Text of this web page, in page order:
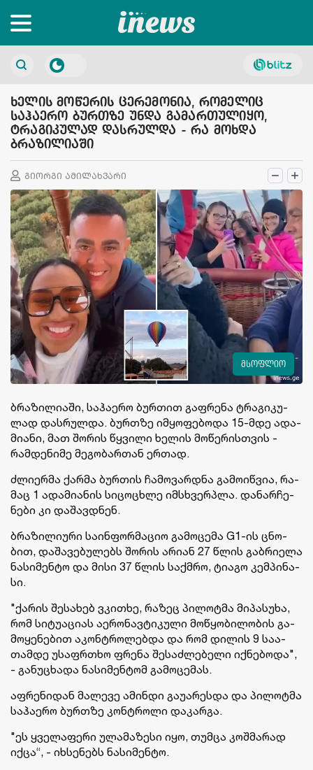
ხელის მოწერის ცერემონია, რომელიც
საჰაერო ბურთზე უნდა გამართულიყო,
ტრაგიკულად დასრულდა - რა მოხდა
ბრაზილიაში
გიორგი ამილახვარი
მსოფლიო
ბრა­ზი­ლი­ა­ში, სა­ჰა­ე­რო ბურ­თით გაფ­რე­ნა ტრა­გი­კუ­
ლად დას­რულ­და. ბურთზე იმ­ყო­ფე­ბო­და 15-მდე ადა­
მი­ა­ნი, მათ შო­რის წყვი­ლი ხე­ლის მო­წე­რის­თვის -
რამ­დე­ნი­მე მე­გო­ბარ­თან ერ­თად.
ძლი­ერ­მა ქარ­მა ბურ­თის ჩა­მო­ვარ­დნა გა­მო­იწ­ვია, რა­
მაც 1 ადა­მი­ა­ნის სი­ცო­ცხლე იმ­სხვერ­პლა. და­ნარ­ჩე­
ნე­ბი კი და­შავ­დნენ.
ბრა­ზი­ლი­უ­რი სა­ინ­ფორ­მა­ციო გა­მო­ცე­მა G1-ის ცნო­
ბით, და­შა­ვე­ბუ­ლებს შო­რის არი­ან 27 წლის გაბ­რი­ე­ლა
ნა­სი­მენ­ტო და მისი 37 წლის საქმრო, ტი­ა­გო კემ­პი­ნა­
სი.
"ქა­რის შე­სა­ხებ ვკი­თხე, რა­ზეც პი­ლოტ­მა მი­პა­სუ­ხა,
რომ სი­ტუ­ა­ცი­ას აე­რო­ნავ­ტი­კუ­ლი მო­წყო­ბი­ლო­ბის გა­
მო­ყე­ნე­ბით აკონ­ტრო­ლებ­და და რომ დი­ლის 9 სა­ა­
თამ­დე უსაფრ­თხო ფრე­ნა შე­საძ­ლე­ბე­ლი იქ­ნე­ბო­და",
- გა­ნუ­ცხა­და ნა­სი­მენ­ტომ გა­მო­ცე­მას.
აფ­რე­ნი­დან მა­ლე­ვე ამინ­დი გა­უ­ა­რეს­და და პი­ლოტ­მა
სა­ჰა­ე­რო ბურთზე კონ­ტრო­ლი და­კარ­გა.
"ეს ყვე­ლა­ფე­რი ულა­მა­ზე­სი იყო, თუმ­ცა კოშ­მა­რად
იქცა“, - იხ­სე­ნებს ნა­სი­მენ­ტო.